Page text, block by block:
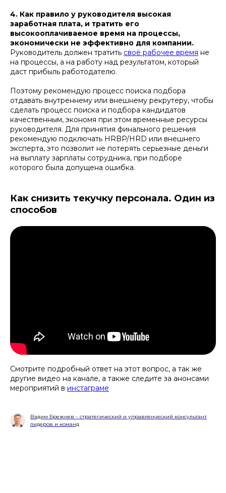
4. Как правило у руководителя высокая
заработная плата, и тратить его
высокооплачиваемое время на процессы,
экономически не эффективно для компании.
Руководитель должен тратить своё рабочее время не
на процессы, а на работу над результатом, который
даст прибыль работодателю.
Поэтому рекомендую процесс поиска подбора
отдавать внутреннему или внешнему рекрутеру, чтобы
сделать процесс поиска и подбора кандидатов
качественным, экономя при этом временные ресурсы
руководителя. Для принятия финального решения
рекомендую подключать HRBP/HRD или внешнего
эксперта, это позволит не потерять серьезные деньги
на выплату зарплаты сотрудника, при подборе
которого была допущена ошибка.
Как снизить текучку персонала. Один из
способов
Смотрите подробный ответ на этот вопрос, а так же
другие видео на канале, а также следите за анонсами
мероприятий в инстаграме
Вадим Брежнев – стратегический и управленческий консультант
лидеров и команд